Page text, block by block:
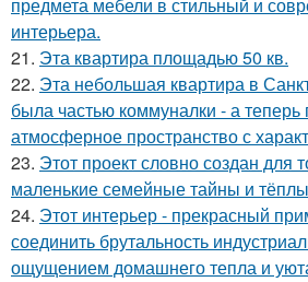
интерьера.
21. Эта квартира площадью 50 кв.
22. Эта небольшая квартира в
была частью коммуналки - а теперь
атмосферное пространство с
23. Этот проект словно создан для
маленькие семейные тайны и
24. Этот интерьер - прекрасный
соединить брутальность
ощущением домашнего тепла и